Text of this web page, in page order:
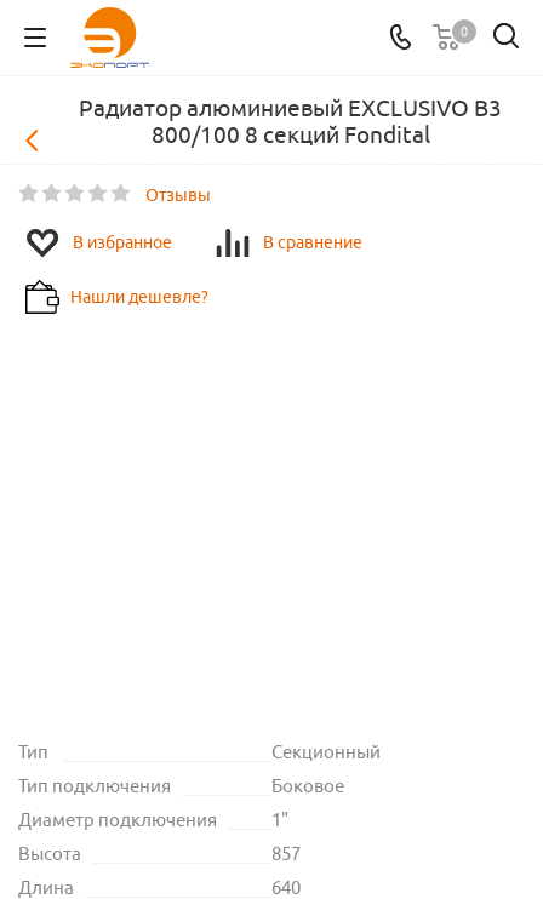
0
Радиатор алюминиевый EXCLUSIVO B3
800/100 8 секций Fondital
Отзывы
В избранное В сравнение
Нашли дешевле?
Тип
Секционный
Тип подключения
Боковое
Диаметр подключения
1"
Высота
857
Длина
640